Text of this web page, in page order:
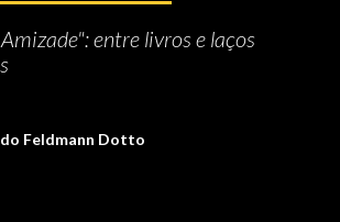
entre livros e laços
Feldmann Dotto